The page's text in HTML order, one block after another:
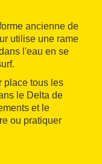
ancienne de
utilise une rame
l'eau en se
place tous les
le Delta de
et le
ou pratiquer